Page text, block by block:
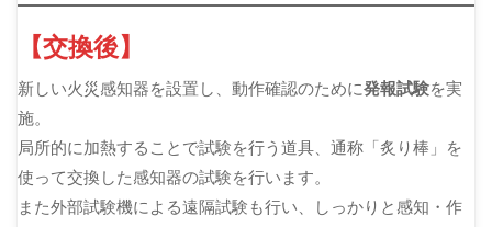
【交換後】
新しい火災感知器を設置し、動作確認のために発報試験を実
施。
局所的に加熱することで試験を行う道具、通称「炙り棒」を
使って交換した感知器の試験を行います。
また外部試験機による遠隔試験も行い、しっかりと感知・作